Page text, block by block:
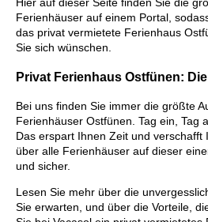
Ferienhäuser auf einem Portal,
das privat vermietete Ferienhaus
Sie sich wünschen.
Privat Ferienhaus Ostfünen:
Bei uns finden Sie immer die größte
Ferienhäuser Ostfünen. Tag ein, Tag
Das erspart Ihnen Zeit und verschafft
über alle Ferienhäuser auf dieser
und sicher.
Lesen Sie mehr über die
Sie erwarten, und über die Vorteile,